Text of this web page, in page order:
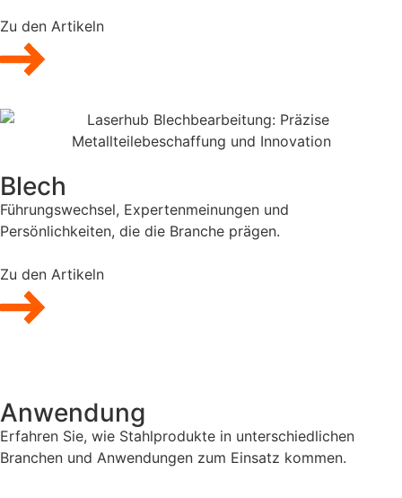
Zu den Artikeln
Blech
Führungswechsel, Expertenmeinungen und
Persönlichkeiten, die die Branche prägen.
Zu den Artikeln
Anwendung
Erfahren Sie, wie Stahlprodukte in unterschiedlichen
Branchen und Anwendungen zum Einsatz kommen.